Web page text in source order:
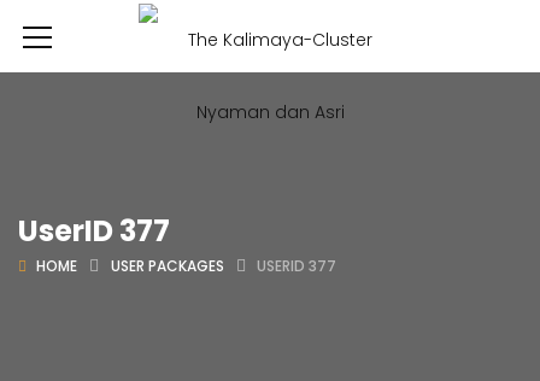
UserID 377
HOME USER PACKAGES USERID 377